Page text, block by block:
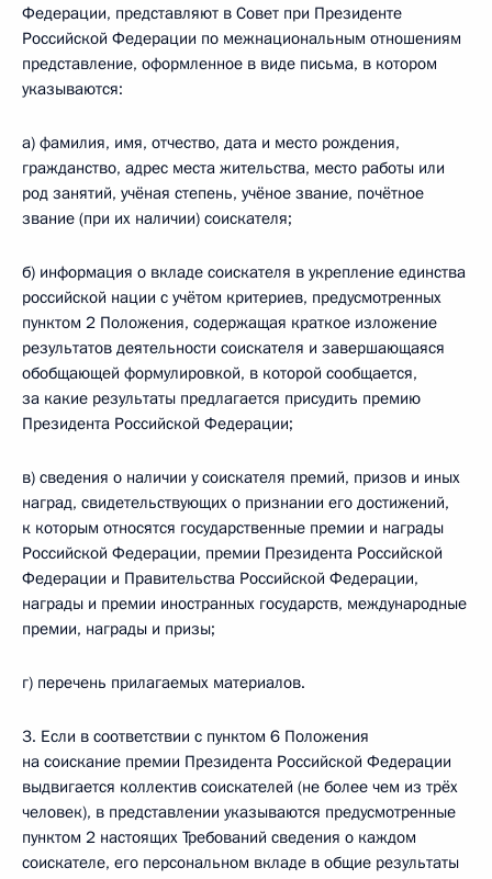
Федерации, представляют в Совет при Президенте
Российской Федерации по межнациональным отношениям
представление, оформленное в виде письма, в котором
указываются:
а) фамилия, имя, отчество, дата и место рождения,
гражданство, адрес места жительства, место работы или
род занятий, учёная степень, учёное звание, почётное
звание (при их наличии) соискателя;
б) информация о вкладе соискателя в укрепление единства
российской нации с учётом критериев, предусмотренных
пунктом 2 Положения, содержащая краткое изложение
результатов деятельности соискателя и завершающаяся
обобщающей формулировкой, в которой сообщается,
за какие результаты предлагается присудить премию
Президента Российской Федерации;
в) сведения о наличии у соискателя премий, призов и иных
наград, свидетельствующих о признании его достижений,
к которым относятся государственные премии и награды
Российской Федерации, премии Президента Российской
Федерации и Правительства Российской Федерации,
награды и премии иностранных государств, международные
премии, награды и призы;
г) перечень прилагаемых материалов.
3. Если в соответствии с пунктом 6 Положения
на соискание премии Президента Российской Федерации
выдвигается коллектив соискателей (не более чем из трёх
человек), в представлении указываются предусмотренные
пунктом 2 настоящих Требований сведения о каждом
соискателе, его персональном вкладе в общие результаты